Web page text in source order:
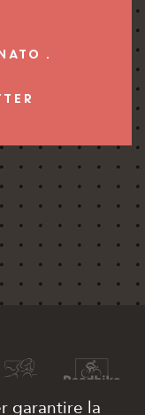
.
garantire la